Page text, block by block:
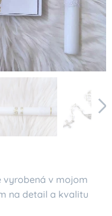
vyrobená v mojom
na detail a kvalitu